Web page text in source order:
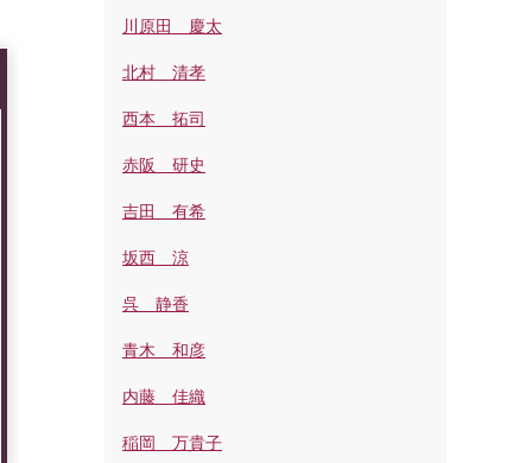
川原田 慶太
北村 清孝
西本 拓司
赤阪 研史
吉田 有希
坂西 涼
呉 静香
青木 和彦
内藤 佳織
稲岡 万貴子